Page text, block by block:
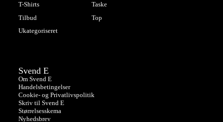
T-Shirts
Taske
Tilbud
Top
Ukategoriseret
Svend E
Om Svend E
Handelsbetingelser
Cookie- og Privatlivspolitik
Skriv til Svend E
Størrelsesskema
Nyhedsbrev